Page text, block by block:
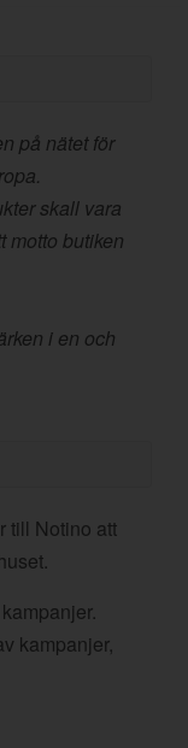
på nätet för
skall vara
motto butiken
i en och
till Notino att
kampanjer,